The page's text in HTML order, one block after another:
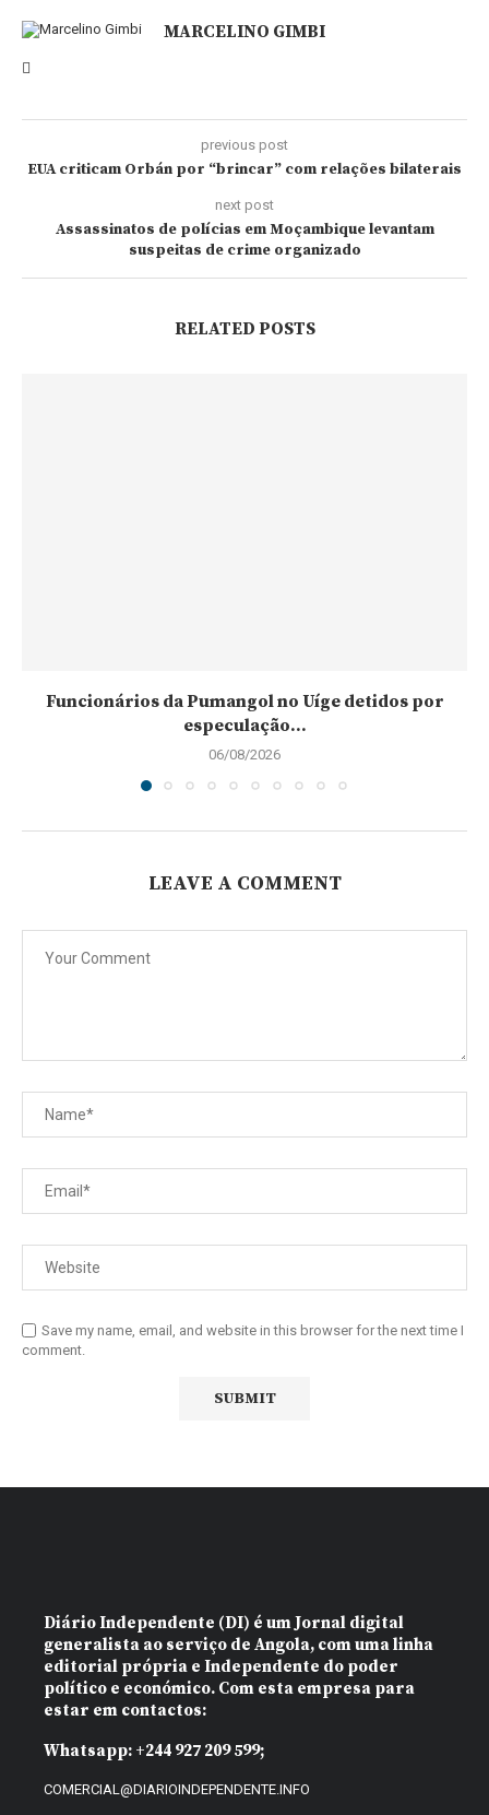
MARCELINO GIMBI
previous post
EUA criticam Orbán por “brincar” com relações bilaterais
next post
Assassinatos de polícias em Moçambique levantam
suspeitas de crime organizado
RELATED POSTS
Funcionários da Pumangol no Uíge detidos por
especulação...
06/08/2026
LEAVE A COMMENT
Save my name, email, and website in this browser for the next time I
comment.
Diário Independente (DI) é um Jornal digital
generalista ao serviço de Angola, com uma linha
editorial própria e Independente do poder
político e económico. Com esta empresa para
estar em contactos:
Whatsapp: +244 927 209 599;
COMERCIAL@DIARIOINDEPENDENTE.INFO